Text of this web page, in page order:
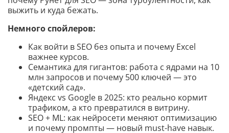
выжить и куда бежать.
Немного спойлеров:
Как войти в SEO без опыта и почему Excel
важнее курсов.
Семантика для гигантов: работа с ядрами на 10
млн запросов и почему 500 ключей — это
«детский сад».
Яндекс vs Google в 2025: кто реально кормит
трафиком, а кто превратился в витрину.
SEO + ML: как нейросети меняют оптимизацию
и почему промпты — новый must-have навык.